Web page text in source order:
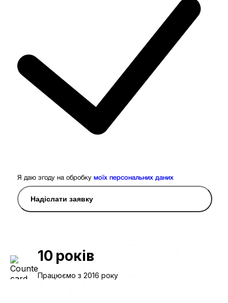
Я даю згоду на обробку моїх персональних даних
Надіслати заявку
10 років
Працюємо з 2016 року